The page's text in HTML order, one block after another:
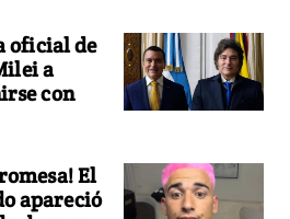
oficial de
a
con
El
apareció